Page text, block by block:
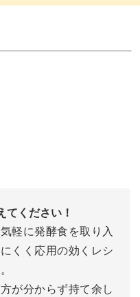
ください！
軽に発酵食を取り入
くく応用の効くレシ
が分からず持て余し